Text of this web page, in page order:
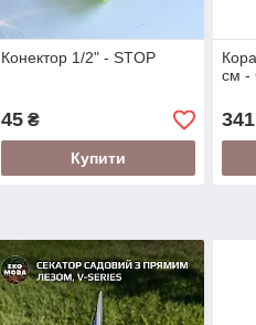
Конектор 1/2" - STOP
45₴
Купити
см
341